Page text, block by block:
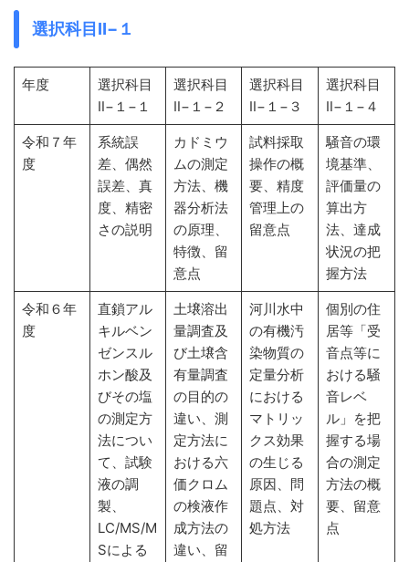
選択科目Ⅱ−１
年度
選択科目
Ⅱ−１−１
選択科目
Ⅱ−１−２
選択科目
Ⅱ−１−３
選択科目
Ⅱ−１−４
令和７年
度
系統誤
差、偶然
誤差、真
度、精密
さの説明
カドミウ
ムの測定
方法、機
器分析法
の原理、
特徴、留
意点
試料採取
操作の概
要、精度
管理上の
留意点
騒音の環
境基準、
評価量の
算出方
法、達成
状況の把
握方法
令和６年
度
直鎖アル
キルベン
ゼンスル
ホン酸及
びその塩
の測定方
法につい
て、試験
液の調
製、
LC/MS/M
Sによる
土壌溶出
量調査及
び土壌含
有量調査
の目的の
違い、測
定方法に
おける六
価クロム
の検液作
成方法の
違い、留
河川水中
の有機汚
染物質の
定量分析
における
マトリッ
クス効果
の生じる
原因、問
題点、対
処方法
個別の住
居等「受
音点等に
おける騒
音レベ
ル」を把
握する場
合の測定
方法の概
要、留意
点